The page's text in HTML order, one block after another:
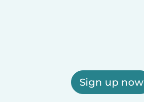
Sign up now